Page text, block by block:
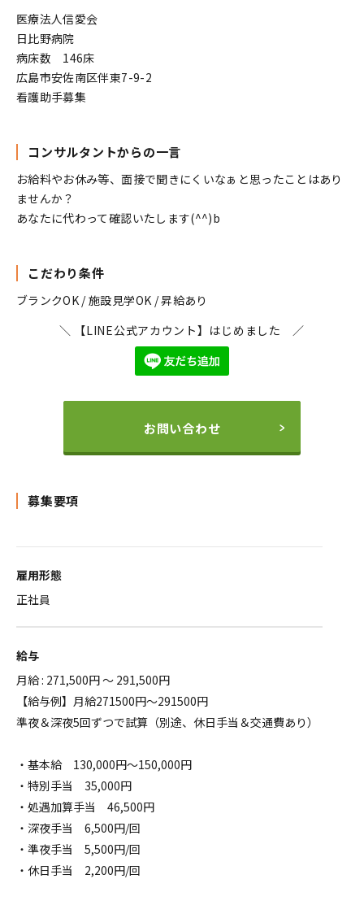
医療法人信愛会
日比野病院
病床数 146床
広島市安佐南区伴東7-9-2
看護助手募集
コンサルタントからの一言
お給料やお休み等、面接で聞きにくいなぁと思ったことはあり
ませんか？
あなたに代わって確認いたします(^^)b
こだわり条件
ブランクOK / 施設見学OK / 昇給あり
＼ 【LINE公式アカウント】はじめました ／
お問い合わせ
募集要項
雇用形態
正社員
給与
月給 : 271,500円 ～ 291,500円
【給与例】月給271500円～291500円
準夜＆深夜5回ずつで試算（別途、休日手当＆交通費あり）
・基本給 130,000円～150,000円
・特別手当 35,000円
・処遇加算手当 46,500円
・深夜手当 6,500円/回
・準夜手当 5,500円/回
・休日手当 2,200円/回